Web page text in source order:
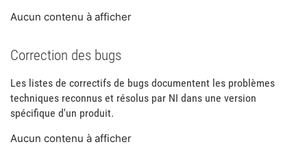
Aucun contenu à afficher
Correction des bugs
Les listes de correctifs de bugs documentent les problèmes
techniques reconnus et résolus par NI dans une version
spécifique d'un produit.
Aucun contenu à afficher